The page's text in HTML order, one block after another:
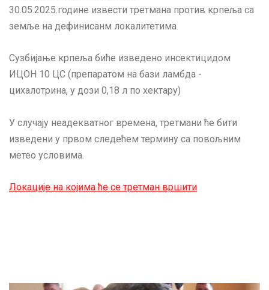
30.05.2025.године извести третмана против крпеља са
земље на дефинисанм локалитетима.
Сузбијање крпеља биће изведено инсектицидом
ИЦОН 10 ЦС (препаратом на бази ламбда -
цихалотрина, у дози 0,18 л по хектару)
У случају неадекватног времена, третмани ће бити
изведени у првом следећем термину са повољним
метео условима.
Локације на којима ће се третман вршити